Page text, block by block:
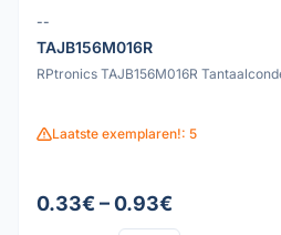
--
TAJB156M016R
RPtronics TAJB156M016R
Laatste exemplaren!: 5
0.33€ – 0.93€